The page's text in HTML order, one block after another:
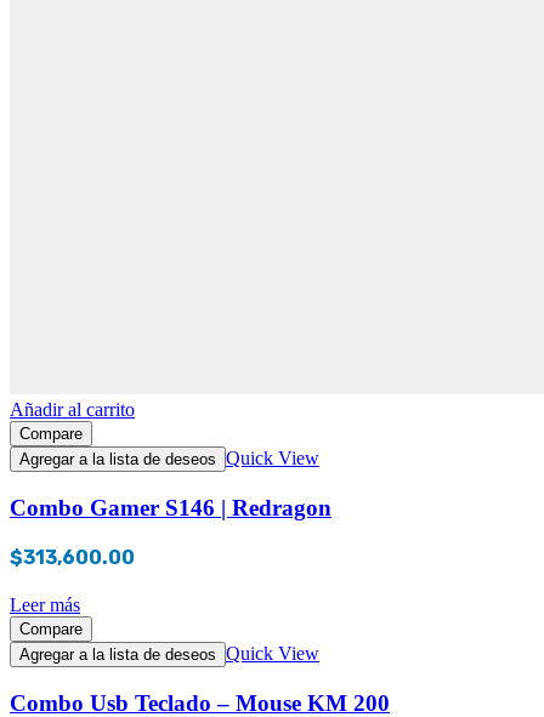
Añadir al carrito
Compare
Agregar a la lista de deseos Quick View
Combo Gamer S146 | Redragon
$313,600.00
Leer más
Compare
Agregar a la lista de deseos Quick View
Combo Usb Teclado – Mouse KM 200